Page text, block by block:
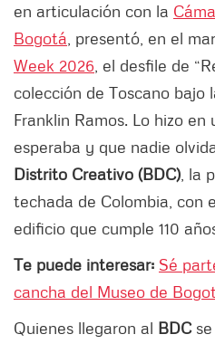
en articulación con la
Bogotá , presentó, en el
Week 2026 , el desfile de
colección de Toscano bajo
Franklin Ramos. Lo hizo
esperaba y que nadie
Distrito Creativo (BDC) , la
techada de Colombia, con
edificio que cumple 110
Te puede interesar: Sé
cancha del Museo de
Quienes llegaron al BDC